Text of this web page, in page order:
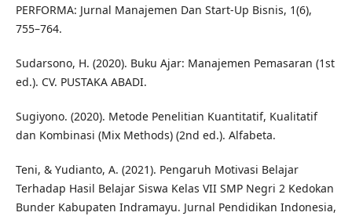
PERFORMA: Jurnal Manajemen Dan Start-Up Bisnis, 1(6),
755–764.
Sudarsono, H. (2020). Buku Ajar: Manajemen Pemasaran (1st
ed.). CV. PUSTAKA ABADI.
Sugiyono. (2020). Metode Penelitian Kuantitatif, Kualitatif
dan Kombinasi (Mix Methods) (2nd ed.). Alfabeta.
Teni, & Yudianto, A. (2021). Pengaruh Motivasi Belajar
Terhadap Hasil Belajar Siswa Kelas VII SMP Negri 2 Kedokan
Bunder Kabupaten Indramayu. Jurnal Pendidikan Indonesia,